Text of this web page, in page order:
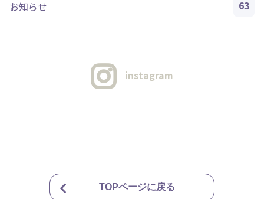
お知らせ 63
instagram
TOPページに戻る